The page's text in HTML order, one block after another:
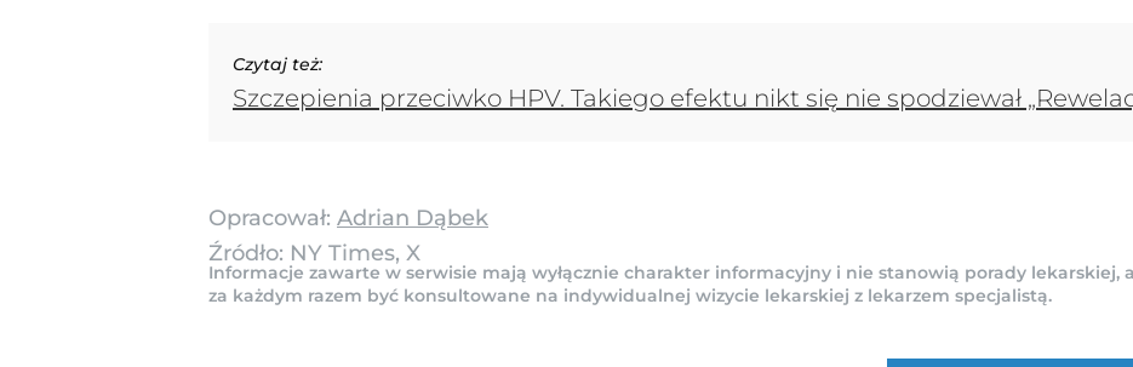
Czytaj też:
Szczepienia przeciwko HPV. Takiego efektu nikt się nie spodziewał
Opracował: Adrian Dąbek
Źródło: NY Times, X
Informacje zawarte w serwisie mają wyłącznie charakter informacyjny i nie stanowią porady
za każdym razem być konsultowane na indywidualnej wizycie lekarskiej z lekarzem specjalistą.